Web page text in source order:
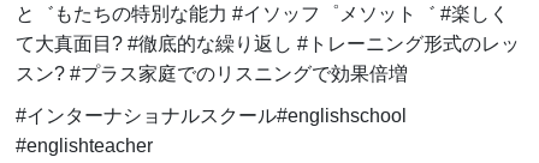
と゛もたちの特別な能力 #イソッフ゜メソット゛ #楽しく
て大真面目? #徹底的な繰り返し # トレーニング形式のレッ
スン? #プラス家庭でのリスニングで効果倍増
#インターナショナルスクール#englishschool
#englishteacher